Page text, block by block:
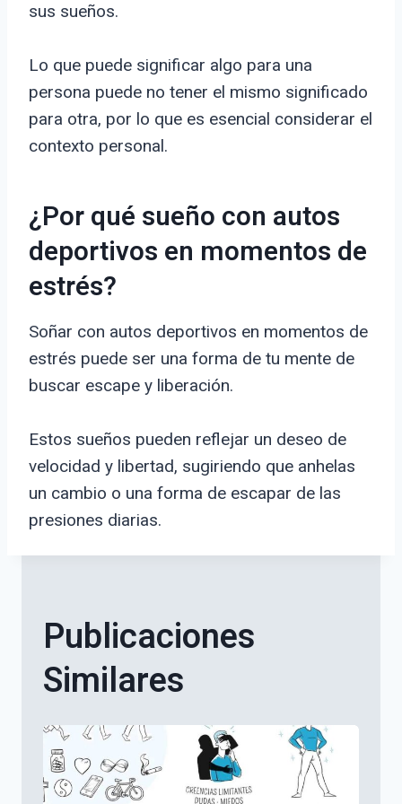
sus sueños.
Lo que puede significar algo para una
persona puede no tener el mismo significado
para otra, por lo que es esencial considerar el
contexto personal.
¿Por qué sueño con autos
deportivos en momentos de
estrés?
Soñar con autos deportivos en momentos de
estrés puede ser una forma de tu mente de
buscar escape y liberación.
Estos sueños pueden reflejar un deseo de
velocidad y libertad, sugiriendo que anhelas
un cambio o una forma de escapar de las
presiones diarias.
Publicaciones
Similares